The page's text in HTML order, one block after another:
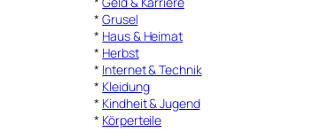
*Grusel
* Haus & Heimat
* Herbst
* Internet & Technik
* Kleidung
* Kindheit & Jugend
* Körperteile